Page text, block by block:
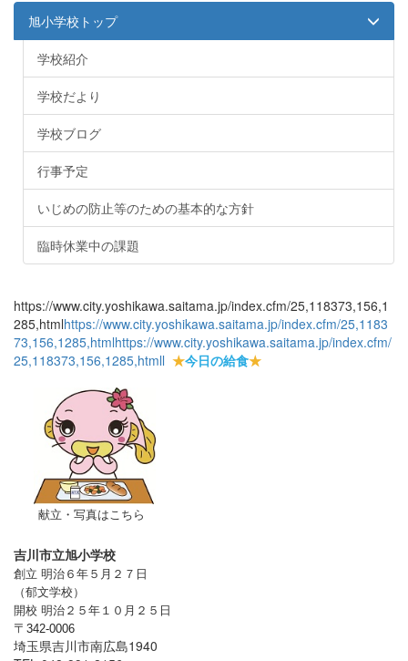
旭小学校トップ
学校紹介
学校だより
学校ブログ
行事予定
いじめの防止等のための基本的な方針
臨時休業中の課題
https://www.city.yoshikawa.saitama.jp/index.cfm/25,118373,156,1
285,htmlhttps://www.city.yoshikawa.saitama.jp/index.cfm/25,1183
73,156,1285,htmlhttps://www.city.yoshikawa.saitama.jp/index.cfm/
25,118373,156,1285,htmll ★今日の給食★
献立・写真はこちら
吉川市立旭小学校
創立 明治６年５月２７日
（郁文学校）
開校 明治２５年１０月２５日
〒 342-0006
埼玉県吉川市南広島1940